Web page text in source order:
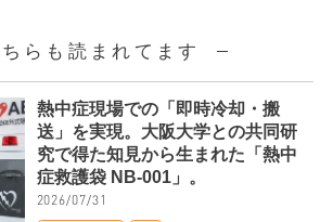
らも読まれてます
熱中症現場での「即時冷却・搬
送」を実現。大阪大学との共同研
究で得た知見から生まれた「熱中
症救護袋 NB-001」。
2026/07/31